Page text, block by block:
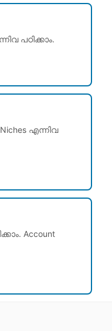
പഠിക്കാം.
എന്നിവ
Account